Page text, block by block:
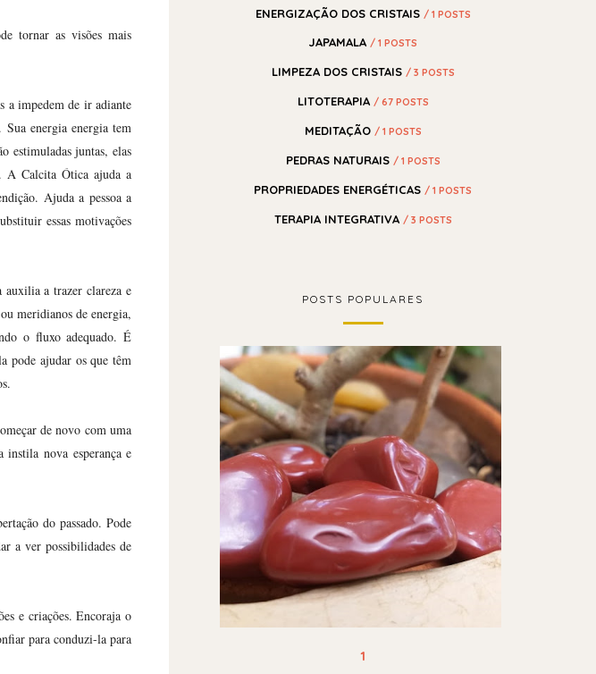
tornar as visões mais
a impedem de ir adiante
energia energia tem
estimuladas juntas, elas
A Calcita Ótica ajuda a
Ajuda a pessoa a
essas motivações
a trazer clareza e
meridianos de energia,
o fluxo adequado. É
pode ajudar os que têm
de novo com uma
nova esperança e
do passado. Pode
a ver possibilidades de
e criações. Encoraja o
para conduzi-la para
ENERGIZAÇÃO DOS CRISTAIS / 1 POSTS
JAPAMALA/ 1 POSTS
LIMPEZA DOS CRISTAIS / 3 POSTS
LITOTERAPIA / 67 POSTS
MEDITAÇÃO / 1 POSTS
PEDRAS NATURAIS / 1 POSTS
PROPRIEDADES ENERGÉTICAS / 1 POSTS
TERAPIA INTEGRATIVA / 3 POSTS
POSTS POPULARES